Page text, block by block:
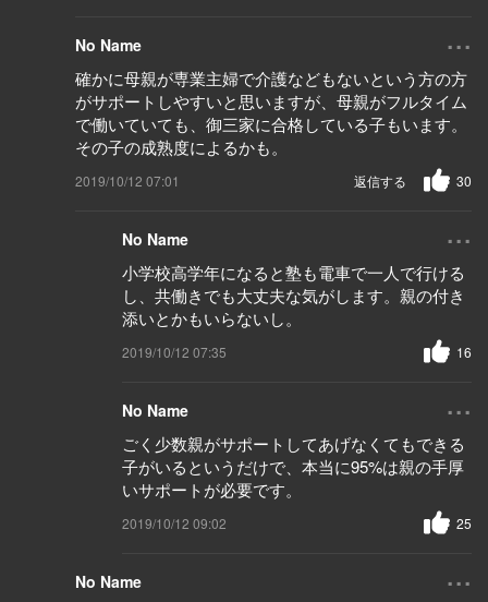
No Name ...
確かに母親が専業主婦で介護などもないという方の方
がサポートしやすいと思いますが、母親がフルタイム
で働いていても、御三家に合格している子もいます。
その子の成熟度によるかも。
2019/10/12 07:01 30
返信する
No Name ...
小学校高学年になると塾も電車で一人で行ける
し、共働きでも大丈夫な気がします。親の付き
添いとかもいらないし。
2019/10/12 07:35 16
No Name ...
ごく少数親がサポートしてあげなくてもできる
子がいるというだけで、本当に95%は親の手厚
いサポートが必要です。
2019/10/12 09:02 25
No Name ...